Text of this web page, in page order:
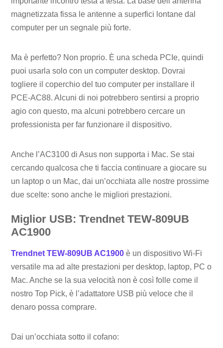
magnetizzata fissa le antenne a superfici lontane dal
computer per un segnale più forte.
Ma è perfetto? Non proprio. È una scheda PCIe, quindi
puoi usarla solo con un computer desktop. Dovrai
togliere il coperchio del tuo computer per installare il
PCE-AC88. Alcuni di noi potrebbero sentirsi a proprio
agio con questo, ma alcuni potrebbero cercare un
professionista per far funzionare il dispositivo.
Anche l’AC3100 di Asus non supporta i Mac. Se stai
cercando qualcosa che ti faccia continuare a giocare su
un laptop o un Mac, dai un’occhiata alle nostre prossime
due scelte: sono anche le migliori prestazioni.
Miglior USB: Trendnet TEW-809UB
AC1900
Trendnet TEW-809UB AC1900 è un dispositivo Wi-Fi
versatile ma ad alte prestazioni per desktop, laptop, PC o
Mac. Anche se la sua velocità non è così folle come il
nostro Top Pick, è l’adattatore USB più veloce che il
denaro possa comprare.
Dai un’occhiata sotto il cofano: